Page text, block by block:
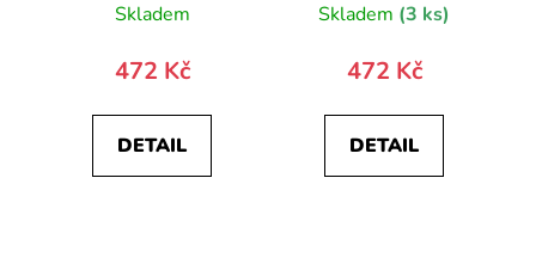
Skladem
472 Kč
DETAIL
Skladem (3 ks)
472 Kč
DETAIL